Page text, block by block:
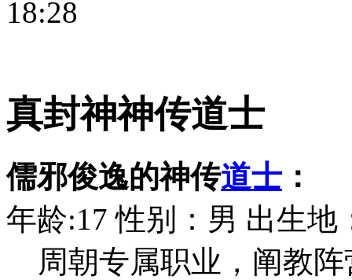
18:28
真封神神传道士
儒邪俊逸的神传道士 ：
年龄:17 性别：男 出生地
周朝专属职业，阐教阵